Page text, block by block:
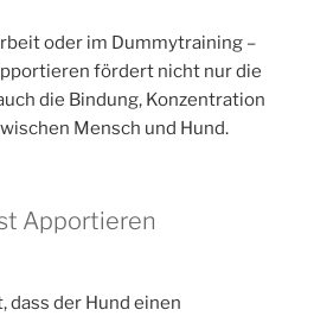
oder im Dummytraining –
fördert nicht nur die
die Bindung, Konzentration
Mensch und Hund.
Apportieren
der Hund einen